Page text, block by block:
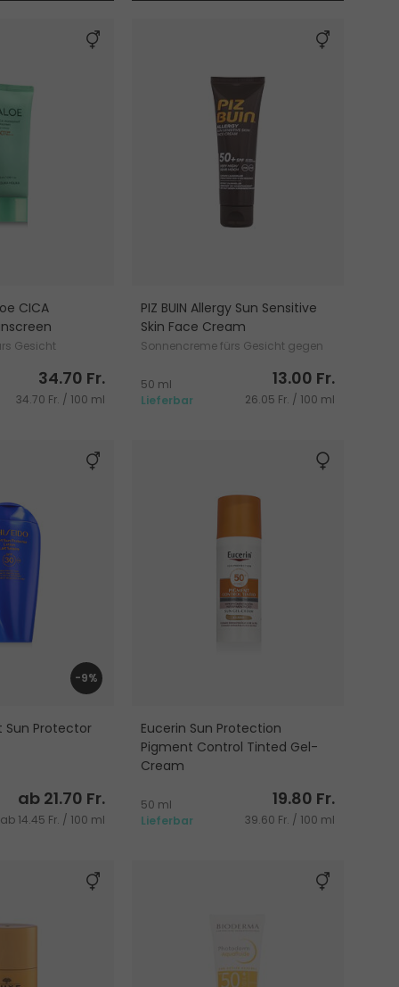
CICA
Gesicht
34.70 Fr.
34.70 Fr. / 100 ml
PIZ BUIN Allergy Sun Sensitive
Skin Face Cream
Sonnencreme fürs Gesicht gegen
50 ml
Lieferbar
13.00 Fr.
26.05 Fr. / 100 ml
-9%
Sun Protector
ab 21.70 Fr.
ab 14.45 Fr. / 100 ml
Eucerin Sun Protection
Pigment Control Tinted Gel-
Cream
50 ml
Lieferbar
19.80 Fr.
39.60 Fr. / 100 ml